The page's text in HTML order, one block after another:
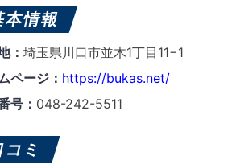
本情報
： 埼玉県川口市並木1丁目11−1
ページ： https://bukas.net/
号： 048-242-5511
コミ